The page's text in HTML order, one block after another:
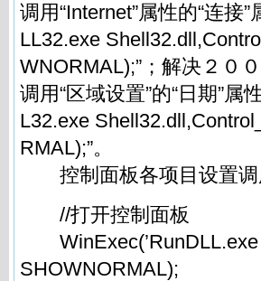
调用“Internet”属性的“连接
LL32.exe
WNORMAL);”；解决２０
调用“区域设置”的“日期”属
L32.exe
RMAL);”。
控制面板各项目设置调
//打开控制面板
WinExec(’RunDLL.exe
SHOWNORMAL);